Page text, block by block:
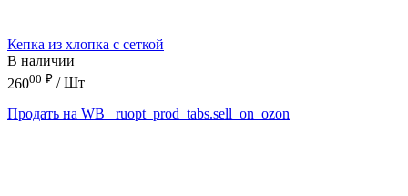
Кепка из хлопка с сеткой
В наличии
26000 ₽ / Шт
Продать на WB
_ruopt_prod_tabs.sell_on_ozon